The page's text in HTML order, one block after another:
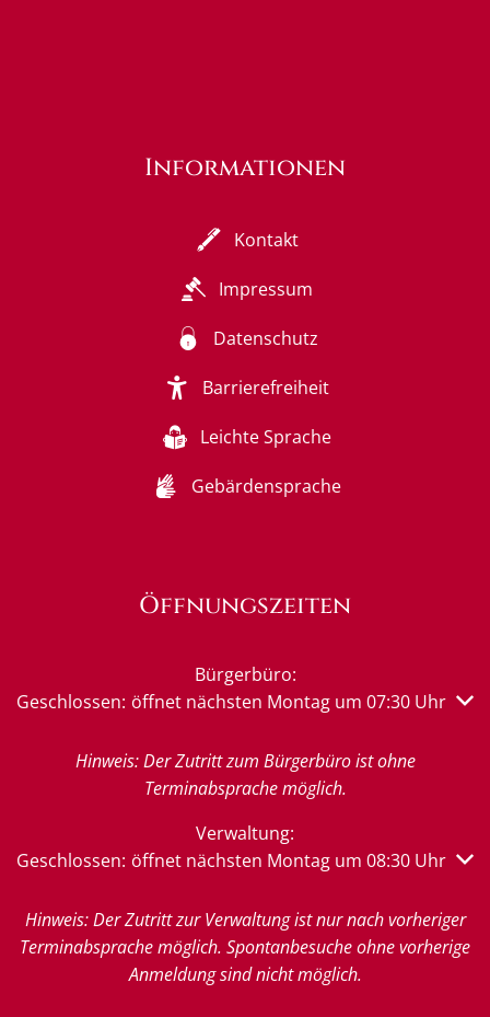
Informationen
Kontakt
Impressum
Datenschutz
Barrierefreiheit
Leichte Sprache
Gebärdensprache
Öffnungszeiten
Bürgerbüro:
Klicken, um weitere Öffnungs- oder Schließzeiten
Geschlossen: öffnet nächsten Montag um 07:30 Uhr
Hinweis: Der Zutritt zum Bürgerbüro ist ohne
Terminabsprache möglich.
Verwaltung:
Klicken, um weitere Öffnungs- oder Schließzeiten
Geschlossen: öffnet nächsten Montag um 08:30 Uhr
Hinweis: Der Zutritt zur Verwaltung ist nur nach vorheriger
Terminabsprache möglich. Spontanbesuche ohne vorherige
Anmeldung sind nicht möglich.